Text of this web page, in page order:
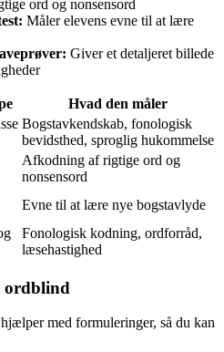
ord og nonsensord
Måler elevens evne til at lære
Giver et detaljeret billede
Hvad den måler
Bogstavkendskab, fonologisk
bevidsthed, sproglig hukommelse
Afkodning af rigtige ord og
nonsensord
Evne til at lære nye bogstavlyde
Fonologisk kodning, ordforråd,
læsehastighed
ordblind
med formuleringer, så du kan